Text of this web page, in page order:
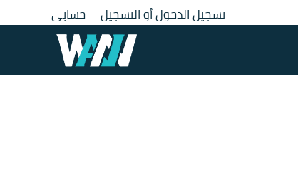
تسجيل الدخول أو التسجيل حسابي